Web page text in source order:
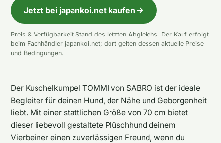
Jetzt bei japankoi.net kaufen
Preis & Verfügbarkeit Stand des letzten Abgleichs. Der Kauf erfolgt
beim Fachhändler japankoi.net; dort gelten dessen aktuelle Preise
und Bedingungen.
Der Kuschelkumpel TOMMI von SABRO ist der ideale
Begleiter für deinen Hund, der Nähe und Geborgenheit
liebt. Mit einer stattlichen Größe von 70 cm bietet
dieser liebevoll gestaltete Plüschhund deinem
Vierbeiner einen zuverlässigen Freund, wenn du